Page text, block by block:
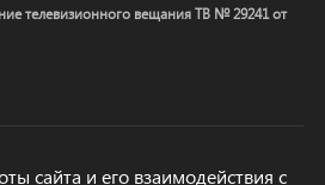
телевизионного вещания ТВ № 29241 от
сайта и его взаимодействия с